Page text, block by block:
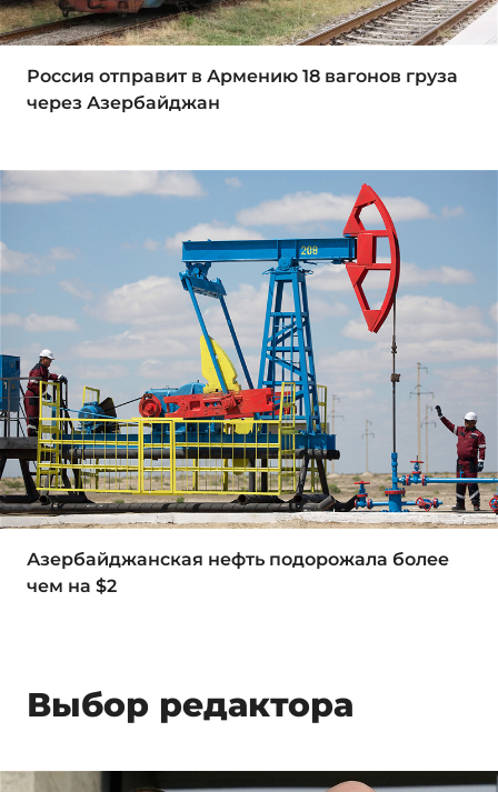
Россия отправит в Армению 18 вагонов груза
через Азербайджан
Азербайджанская нефть подорожала более
чем на $2
Выбор редактора